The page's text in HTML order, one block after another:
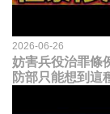
2026-06-26
妨害兵役治罪條
防部只能想到這